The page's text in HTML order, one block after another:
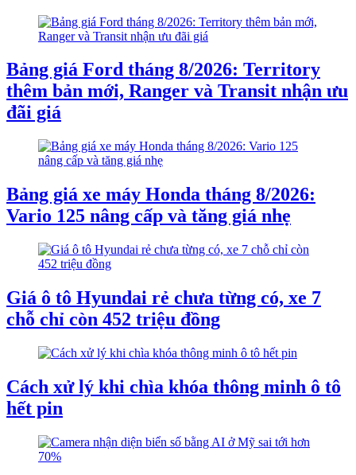
Bảng giá Ford tháng 8/2026: Territory
thêm bản mới, Ranger và Transit nhận ưu
đãi giá
Bảng giá xe máy Honda tháng 8/2026:
Vario 125 nâng cấp và tăng giá nhẹ
Giá ô tô Hyundai rẻ chưa từng có, xe 7
chỗ chỉ còn 452 triệu đồng
Cách xử lý khi chìa khóa thông minh ô tô
hết pin